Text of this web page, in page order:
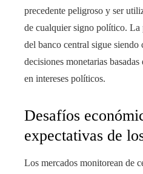
precedente peligroso y ser
de cualquier signo político. La
del banco central sigue siendo
decisiones monetarias
en intereses políticos.
Desafíos
expectativas de
Los mercados monitorean de